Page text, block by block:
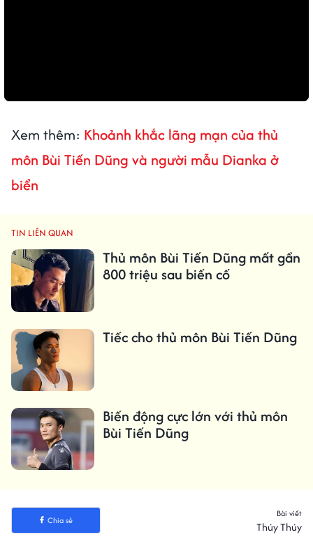
Xem thêm: Khoảnh khắc lãng mạn của thủ
môn Bùi Tiến Dũng và người mẫu Dianka ở
biển
TIN LIÊN QUAN
Thủ môn Bùi Tiến Dũng mất gần
800 triệu sau biến cố
Tiếc cho thủ môn Bùi Tiến Dũng
Biến động cực lớn với thủ môn
Bùi Tiến Dũng
Chia sẻ
Bài viết
Thúy Thúy